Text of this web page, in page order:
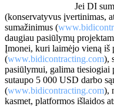
Jei DI
(konservatyvus įvertinimas,
sumažinimus (
daugiau pasiūlymų
Įmonei, kuri laimėjo vieną iš
(www.bidicontracting.com),
pasiūlymui, galima tiesiogiai
sutaupo 5 000 USD darbo
(www.bidicontracting.com),
kasmet, platformos išlaidos